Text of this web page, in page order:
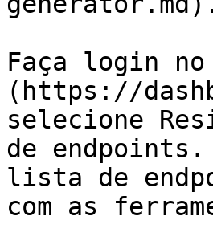
Faça login
(https://
selecione
de endpoints.
lista de
com as